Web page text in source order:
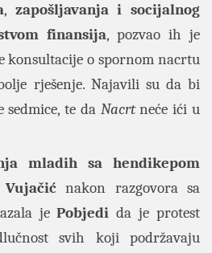
, zapošljavanja i socijalnog
finansija, pozvao ih je
konsultacije o spornom nacrtu
rješenje. Najavili su da bi
te da Nacrtneće ići u
mladih sa hendikepom
nakon razgovora sa
jePobjedi da je protest
svih koji podržavaju